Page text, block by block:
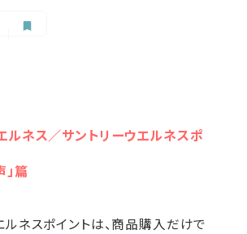
ルネス／サントリーウエルネスポ
」篇
ルネスポイントは、商品購入だけで